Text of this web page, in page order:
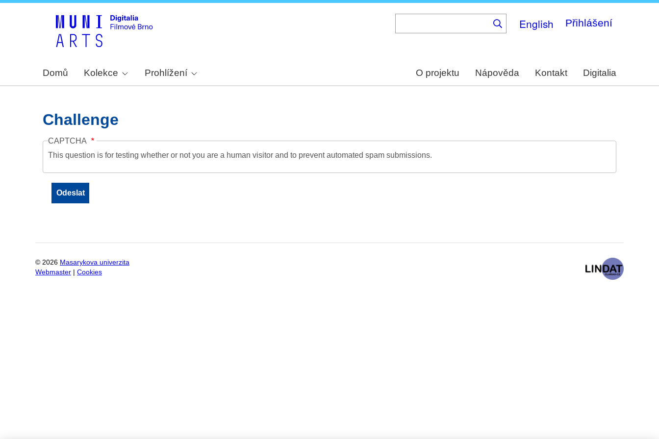
English Přihlášení
Domů Kolekce Prohlížení O projektu Nápověda Kontakt Digitalia
Challenge
CAPTCHA
This question is for testing whether or not you are a human visitor and to prevent automated spam submissions.
© 2026 Masarykova univerzita
Webmaster
Cookies